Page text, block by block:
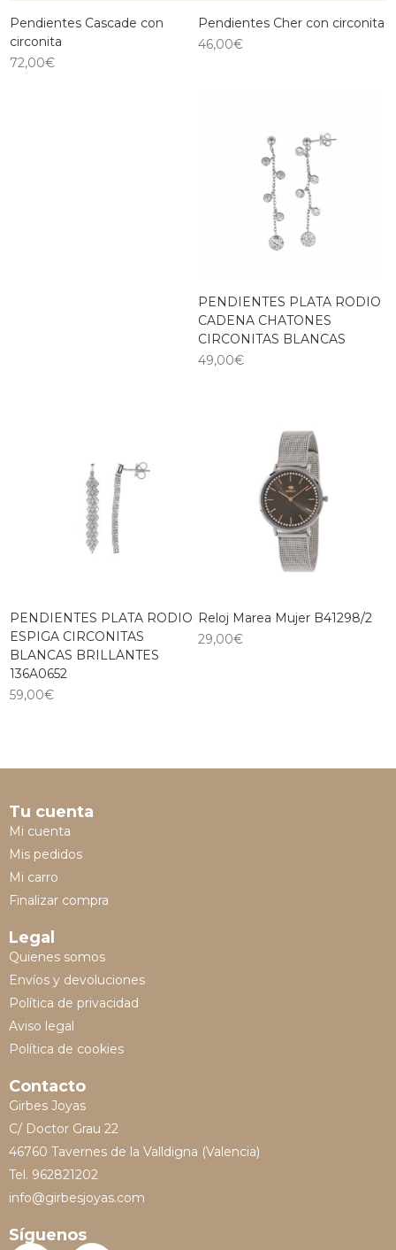
Pendientes Cascade con
circonita
72,00€
Pendientes Cher con circonita
46,00€
PENDIENTES PLATA RODIO
CADENA CHATONES
CIRCONITAS BLANCAS
49,00€
PENDIENTES PLATA RODIO
ESPIGA CIRCONITAS
BLANCAS BRILLANTES
136A0652
59,00€
Reloj Marea Mujer B41298/2
29,00€
Tu cuenta
Mi cuenta
Mis pedidos
Mi carro
Finalizar compra
Legal
Quienes somos
Envíos y devoluciones
Política de privacidad
Aviso legal
Política de cookies
Contacto
Girbes Joyas
C/ Doctor Grau 22
46760 Tavernes de la Valldigna (Valencia)
Tel. 962821202
info@girbesjoyas.com
Síguenos